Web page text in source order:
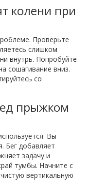
колени при
Проверьте
слишком
внутрь. Попробуйте
сошагивание вниз.
со
прыжком
Вы
Бег добавляет
задачу и
тумбы. Начните с
вертикальную